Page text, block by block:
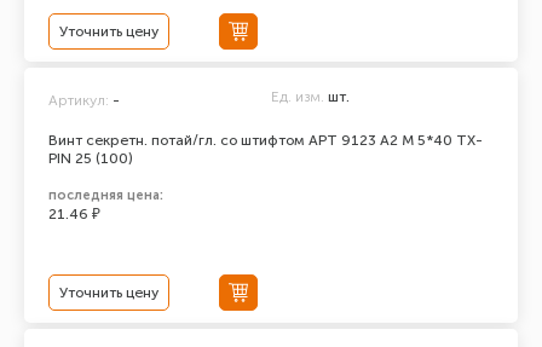
Уточнить цену
Винт секретн. потай/гл. со штифтом АРТ 9123 А2 M 5*40 TX-
PIN 25 (100)
Артикул: - Ед. изм. шт.
последняя цена:
21.46 ₽
Уточнить цену